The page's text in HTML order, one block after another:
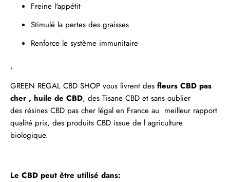
Freine l'appétit
Stimulé la pertes des graisses
Renforce le système immunitaire
,
GREEN REGAL CBD SHOP vous livrent des fleurs CBD pas
cher , huile de CBD, des Tisane CBD et sans oublier
des résines CBD pas cher légal en France au meilleur rapport
qualité prix, des produits CBD issue de l agriculture
biologique.
Le CBD peut être utilisé dans: